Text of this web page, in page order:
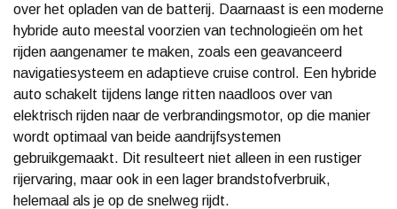
over het opladen van de batterij. Daarnaast is een moderne
hybride auto meestal voorzien van technologieën om het
rijden aangenamer te maken, zoals een geavanceerd
navigatiesysteem en adaptieve cruise control. Een hybride
auto schakelt tijdens lange ritten naadloos over van
elektrisch rijden naar de verbrandingsmotor, op die manier
wordt optimaal van beide aandrijfsystemen
gebruikgemaakt. Dit resulteert niet alleen in een rustiger
rijervaring, maar ook in een lager brandstofverbruik,
helemaal als je op de snelweg rijdt.